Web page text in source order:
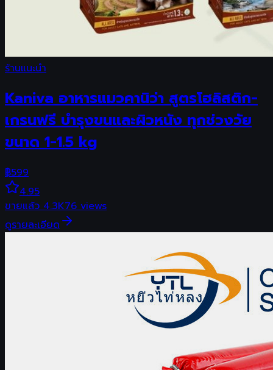
ร้านแนะนำ
Kaniva อาหารแมวคานิว่า สูตรโฮลิสติก-
เกรนฟรี บำรุงขนและผิวหนัง ทุกช่วงวัย
ขนาด 1-1.5 kg
฿599
4.95
ขายแล้ว4.3K76views
ดูรายละเอียด